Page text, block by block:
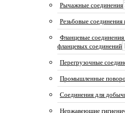
Рычажные соединения
Резьбовые соединения
Фланцевые
фланцевых соединений
Перегрузочные
Промышленные
Соединения для
Нержавеющие